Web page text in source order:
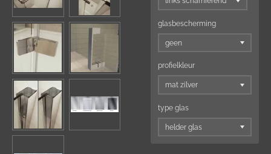
glasbescherming
profielkleur
type glas